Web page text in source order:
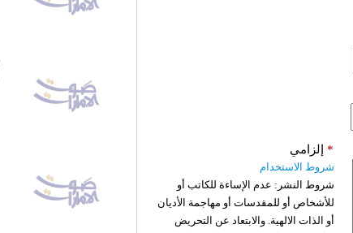
إلزامي *
شروط الاستخدام
شروط النشر: عدم الإساءة للكاتب أو
للأشخاص أو للمقدسات أو مهاجمة الأديان
أو الذات الالهية. والابتعاد عن التحريض